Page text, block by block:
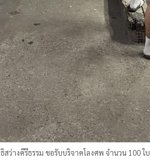
ว่างคีรีธรรม ขอรับบริจาคโลงศพ จำนวน 100 ใบ